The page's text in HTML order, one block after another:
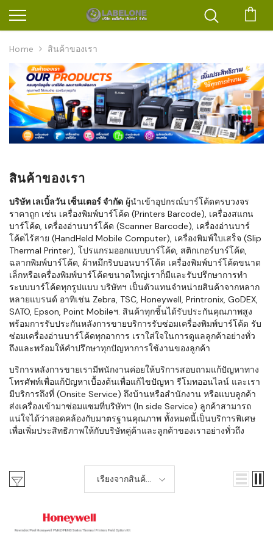
Home สินค้าของเรา
สินค้าของเรา
บริษัท เลเบิ้ลวัน เซ็นเตอร์ จำกัด ผู้นำเข้าอุปกรณ์บาร์โค้ดครบวงจร
ราคาถูก เช่น เครื่องพิมพ์บาร์โค้ด (Printers Barcode), เครื่องสแกน
บาร์โค้ด, เครื่องอ่านบาร์โค้ด (Scanner Barcode), เครื่องอ่านบาร์
โค้ดไร้สาย (HandHeld Mobile Computer), เครื่องพิมพ์ใบเสร็จ (Slip
Thermal Printer), โปรแกรมออกแบบบาร์โค้ด, สติกเกอร์บาร์โค้ด,
ฉลากพิมพ์บาร์โค้ด, ผ้าหมึกริบบอนบาร์โค้ด เครื่องพิมพ์บาร์โค้ดขนาด
เล็กหรือเครื่องพิมพ์บาร์โค้ดขนาดใหญ่เราก็มีและรับปรึกษาการทำ
ระบบบาร์โค้ดทุกรูปแบบ บริษัทฯ เป็นตัวแทนจำหน่ายสินค้าจากหลาก
หลายแบรนด์ อาทิเช่น Zebra, TSC, Honeywell, Printronix, GoDEX,
SATO, Epson, Point Mobileฯ. สินค้าทุกชิ้นได้รับประกันคุณภาพสูง
พร้อมการรับประกันหลังการขายบริการรับซ่อมเครื่องพิมพ์บาร์โค้ด รับ
ซ่อมเครื่องอ่านบาร์โค้ดทุกอาการ เราใส่ใจในการดูแลลูกค้าอย่างทั่ว
ถึงและพร้อมให้คำปรึกษาทุกปัญหาการใช้งานของลูกค้า
บริการหลังการขายเรามีพนักงานค่อยให้บริการสอบถามแก้ปัญหาทาง
โทรศัพท์เพื่อแก้ปัญหาเบื้องต้นเพื่อแก้ไขปัญหา รีโมทออนไลน์ และเรา
มีบริการถึงที่ (Onsite Service) ถึงบ้านหรือสำนักงาน หรือแบบลูกค้า
ส่งเครื่องเข้ามาซ่อมแซมที่บริษัทฯ (In side Service) ลูกค้าสามารถ
แน่ใจได้ว่าสอดคล้องกับมาตรฐานคุณภาพ ทั้งหมดนี้เป็นบริการพิเศษ
เพื่อเพิ่มประสิทธิภาพให้กับบริษัทคู่ค้าและลูกค้าของเราอย่างทั่วถึง
เรียงจากสินค้า
ใหม่-เก่า